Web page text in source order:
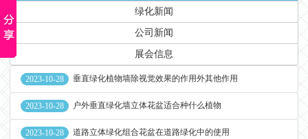
绿化新闻
公司新闻
展会信息
2023-10-28 垂直绿化植物墙除视觉效果的作用外其他作用
2023-10-28 户外垂直绿化墙立体花盆适合种什么植物
2023-10-28 道路立体绿化组合花盆在道路绿化中的使用